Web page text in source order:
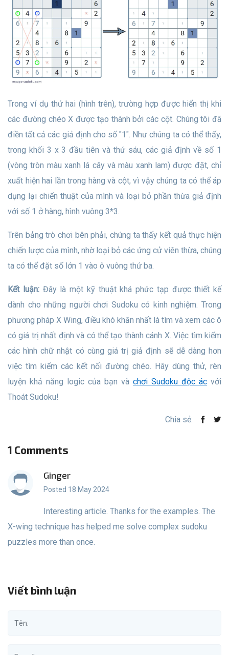
Trong ví dụ thứ hai (hình trên), trường hợp được hiển thị khi
các đường chéo X được tạo thành bởi các cột. Chúng tôi đã
điền tất cả các giả định cho số "1". Như chúng ta có thể thấy,
trong khối 3 x 3 đầu tiên và thứ sáu, các giả định về số 1
(vòng tròn màu xanh lá cây và màu xanh lam) được đặt, chỉ
xuất hiện hai lần trong hàng và cột, vì vậy chúng ta có thể áp
dụng lại chiến thuật của mình và loại bỏ phần thừa giả định
với số 1 ở hàng, hình vuông 3*3.
Trên bảng trò chơi bên phải, chúng ta thấy kết quả thực hiện
chiến lược của mình, nhờ loại bỏ các ứng cử viên thừa, chúng
ta có thể đặt số lớn 1 vào ô vuông thứ ba.
Kết luận: Đây là một kỹ thuật khá phức tạp được thiết kế
dành cho những người chơi Sudoku có kinh nghiệm. Trong
phương pháp X Wing, điều khó khăn nhất là tìm và xem các ô
có giá trị nhất định và có thể tạo thành cánh X. Việc tìm kiếm
các hình chữ nhật có cùng giá trị giả định sẽ dễ dàng hơn
việc tìm kiếm các kết nối đường chéo. Hãy dùng thử, rèn
luyện khả năng logic của bạn và chơi Sudoku độc ác với
Thoát Sudoku!
Chia sẻ:
1 Comments
Ginger
Posted 18 May 2024
Interesting article. Thanks for the examples. The
X-wing technique has helped me solve complex sudoku
puzzles more than once.
Viết bình luận